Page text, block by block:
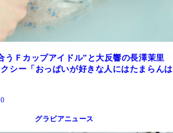
うＦカップアイドル”と大反響の長澤茉里
シー「おっぱいが好きな人にはたまらんは
グラビアニュース